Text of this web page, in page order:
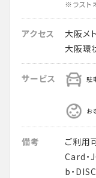
※ラスト
アクセス
大阪
大阪
サービス 駐
お
備考
ご利用
Card
b・